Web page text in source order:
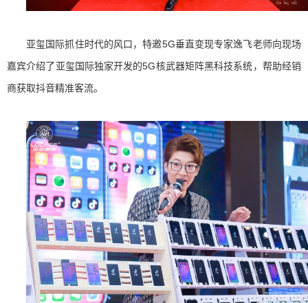
亚玺国际抓住时代的风口，特邀5G垂直变现专家逸飞老师向现场
嘉宾介绍了亚玺国际独家开发的5G核武器矩阵黑科技系统，帮助经销
商获取抖音精准客流。